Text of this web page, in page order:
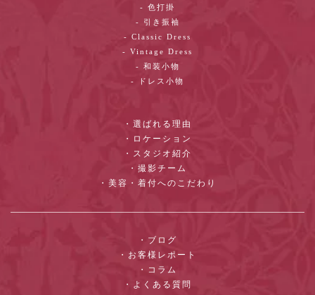
- 色打掛
- 引き振袖
- Classic Dress
- Vintage Dress
- 和装小物
- ドレス小物
・選ばれる理由
・ロケーション
・スタジオ紹介
・撮影チーム
・美容・着付へのこだわり
・ブログ
・お客様レポート
・コラム
・よくある質問